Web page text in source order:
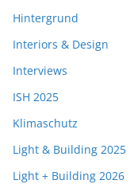
Hintergrund
Interiors & Design
Interviews
ISH 2025
Klimaschutz
Light & Building 2025
Light + Building 2026